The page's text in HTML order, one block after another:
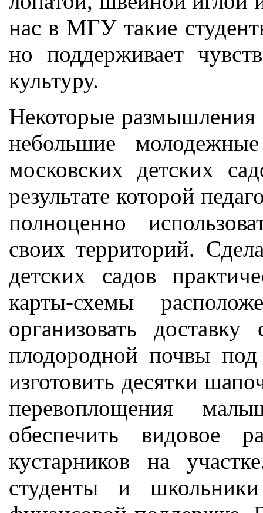
нас в МГУ такие
но поддерживает
культуру.
Некоторые размышления
небольшие
московских детских
результате которой
полноценно
своих территорий.
детских садов
карты-схемы
организовать
плодородной почвы
изготовить десятки
перевоплощения
обеспечить видовое
кустарников на
студенты и